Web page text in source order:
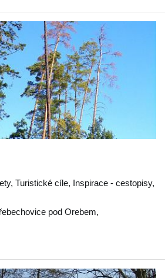
Turistické cíle, Inspirace - cestopisy,
pod Orebem,